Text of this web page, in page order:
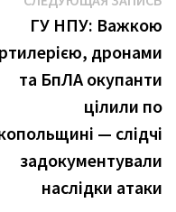
ГУ НПУ: Важкою
дронами
та БпЛА окупанти
цілили по
— слідчі
задокументували
наслідки атаки